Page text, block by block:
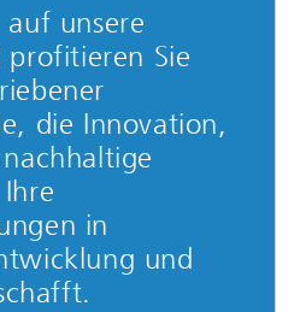
auf unsere
profitieren Sie
die Innovation,
in
und